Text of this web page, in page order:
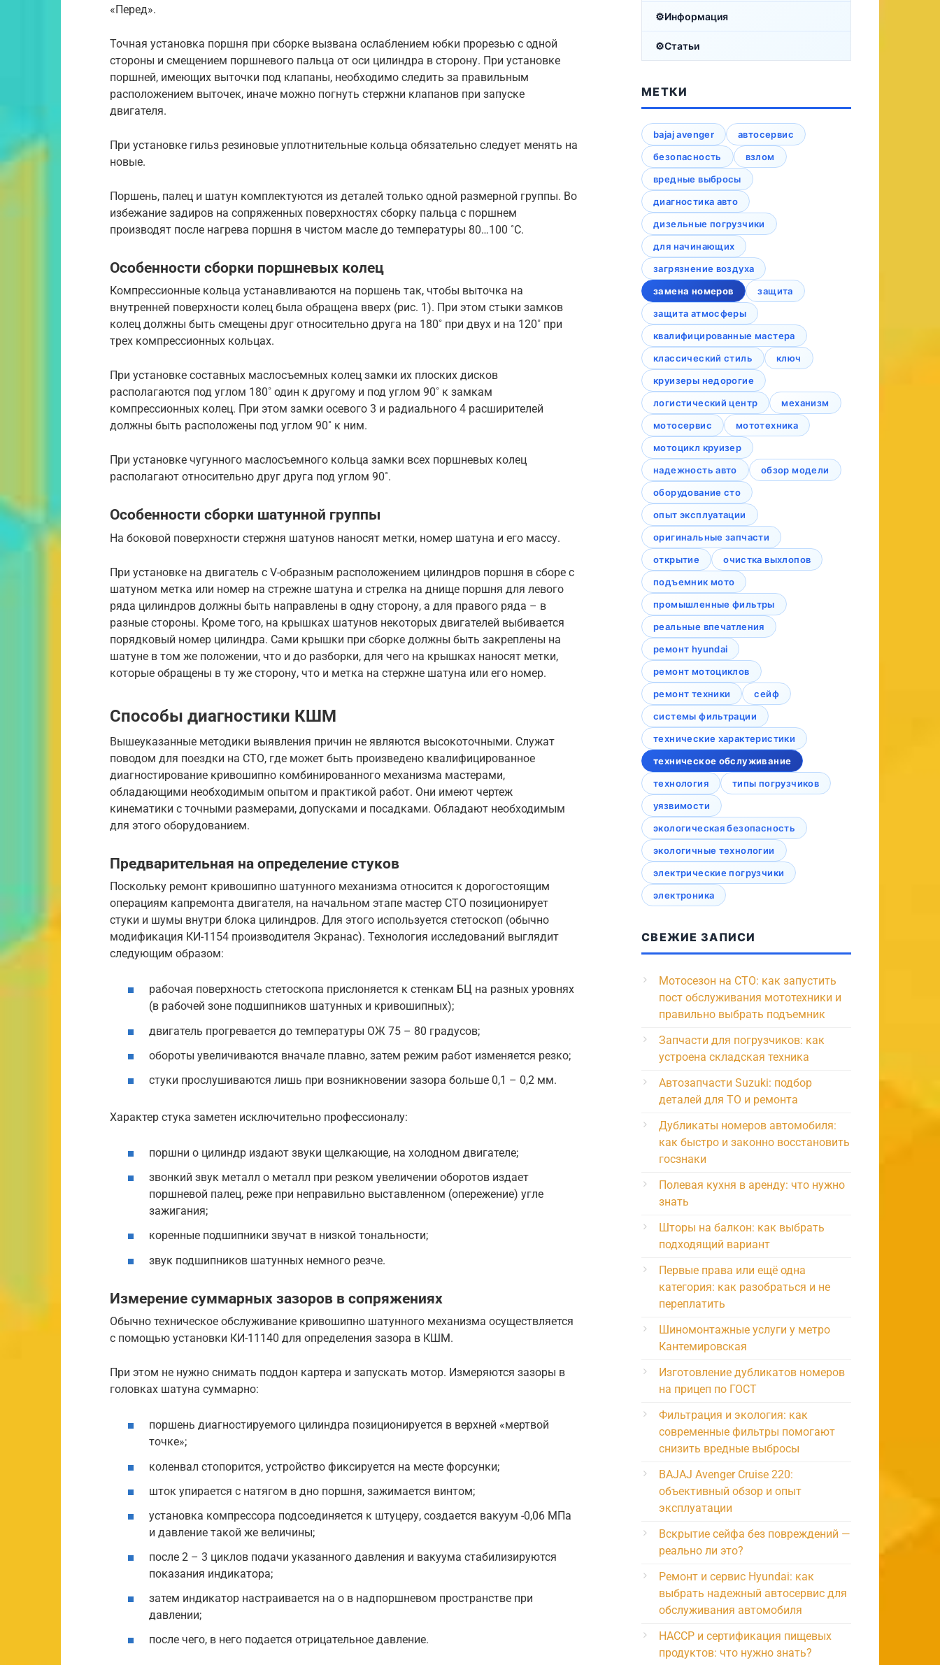
«Перед».
Точная установка поршня при сборке вызвана ослаблением юбки прорезью с одной
стороны и смещением поршневого пальца от оси цилиндра в сторону. При установке
поршней, имеющих выточки под клапаны, необходимо следить за правильным
расположением выточек, иначе можно погнуть стержни клапанов при запуске
двигателя.
При установке гильз резиновые уплотнительные кольца обязательно следует менять на
новые.
Поршень, палец и шатун комплектуются из деталей только одной размерной группы. Во
избежание задиров на сопряженных поверхностях сборку пальца с поршнем
производят после нагрева поршня в чистом масле до температуры 80…100 ˚С.
Особенности сборки поршневых колец
Компрессионные кольца устанавливаются на поршень так, чтобы выточка на
внутренней поверхности колец была обращена вверх (рис. 1). При этом стыки замков
колец должны быть смещены друг относительно друга на 180˚ при двух и на 120˚ при
трех компрессионных кольцах.
При установке составных маслосъемных колец замки их плоских дисков
располагаются под углом 180˚ один к другому и под углом 90˚ к замкам
компрессионных колец. При этом замки осевого 3 и радиального 4 расширителей
должны быть расположены под углом 90˚ к ним.
При установке чугунного маслосъемного кольца замки всех поршневых колец
располагают относительно друг друга под углом 90˚.
Особенности сборки шатунной группы
На боковой поверхности стержня шатунов наносят метки, номер шатуна и его массу.
При установке на двигатель с V-образным расположением цилиндров поршня в сборе с
шатуном метка или номер на стрежне шатуна и стрелка на днище поршня для левого
ряда цилиндров должны быть направлены в одну сторону, а для правого ряда – в
разные стороны. Кроме того, на крышках шатунов некоторых двигателей выбивается
порядковый номер цилиндра. Сами крышки при сборке должны быть закреплены на
шатуне в том же положении, что и до разборки, для чего на крышках наносят метки,
которые обращены в ту же сторону, что и метка на стержне шатуна или его номер.
Способы диагностики КШМ
Вышеуказанные методики выявления причин не являются высокоточными. Служат
поводом для поездки на СТО, где может быть произведено квалифицированное
диагностирование кривошипно комбинированного механизма мастерами,
обладающими необходимым опытом и практикой работ. Они имеют чертеж
кинематики с точными размерами, допусками и посадками. Обладают необходимым
для этого оборудованием.
Предварительная на определение стуков
Поскольку ремонт кривошипно шатунного механизма относится к дорогостоящим
операциям капремонта двигателя, на начальном этапе мастер СТО позиционирует
стуки и шумы внутри блока цилиндров. Для этого используется стетоскоп (обычно
модификация КИ-1154 производителя Экранас). Технология исследований выглядит
следующим образом:
рабочая поверхность стетоскопа прислоняется к стенкам БЦ на разных уровнях
(в рабочей зоне подшипников шатунных и кривошипных);
двигатель прогревается до температуры ОЖ 75 – 80 градусов;
обороты увеличиваются вначале плавно, затем режим работ изменяется резко;
стуки прослушиваются лишь при возникновении зазора больше 0,1 – 0,2 мм.
Характер стука заметен исключительно профессионалу:
поршни о цилиндр издают звуки щелкающие, на холодном двигателе;
звонкий звук металл о металл при резком увеличении оборотов издает
поршневой палец, реже при неправильно выставленном (опережение) угле
зажигания;
коренные подшипники звучат в низкой тональности;
звук подшипников шатунных немного резче.
Измерение суммарных зазоров в сопряжениях
Обычно техническое обслуживание кривошипно шатунного механизма осуществляется
с помощью установки КИ-11140 для определения зазора в КШМ.
При этом не нужно снимать поддон картера и запускать мотор. Измеряются зазоры в
головках шатуна суммарно:
поршень диагностируемого цилиндра позиционируется в верхней «мертвой
точке»;
коленвал стопорится, устройство фиксируется на месте форсунки;
шток упирается с натягом в дно поршня, зажимается винтом;
установка компрессора подсоединяется к штуцеру, создается вакуум -0,06 МПа
и давление такой же величины;
после 2 – 3 циклов подачи указанного давления и вакуума стабилизируются
показания индикатора;
затем индикатор настраивается на о в надпоршневом пространстве при
давлении;
после чего, в него подается отрицательное давление.
Информация
Статьи
МЕТКИ
bajaj avenger
автосервис
безопасность
взлом
вредные выбросы
диагностика авто
дизельные погрузчики
для начинающих
загрязнение воздуха
замена номеров
защита
защита атмосферы
квалифицированные мастера
классический стиль
ключ
круизеры недорогие
логистический центр
механизм
мотосервис
мототехника
мотоцикл круизер
надежность авто
обзор модели
оборудование сто
опыт эксплуатации
оригинальные запчасти
открытие
очистка выхлопов
подъемник мото
промышленные фильтры
реальные впечатления
ремонт hyundai
ремонт мотоциклов
ремонт техники
сейф
системы фильтрации
технические характеристики
техническое обслуживание
технология
типы погрузчиков
уязвимости
экологическая безопасность
экологичные технологии
электрические погрузчики
электроника
СВЕЖИЕ ЗАПИСИ
Мотосезон на СТО: как запустить
пост обслуживания мототехники и
правильно выбрать подъемник
Запчасти для погрузчиков: как
устроена складская техника
Автозапчасти Suzuki: подбор
деталей для ТО и ремонта
Дубликаты номеров автомобиля:
как быстро и законно восстановить
госзнаки
Полевая кухня в аренду: что нужно
знать
Шторы на балкон: как выбрать
подходящий вариант
Первые права или ещё одна
категория: как разобраться и не
переплатить
Шиномонтажные услуги у метро
Кантемировская
Изготовление дубликатов номеров
на прицеп по ГОСТ
Фильтрация и экология: как
современные фильтры помогают
снизить вредные выбросы
BAJAJ Avenger Cruise 220:
объективный обзор и опыт
эксплуатации
Вскрытие сейфа без повреждений —
реально ли это?
Ремонт и сервис Hyundai: как
выбрать надежный автосервис для
обслуживания автомобиля
HACCP и сертификация пищевых
продуктов: что нужно знать?